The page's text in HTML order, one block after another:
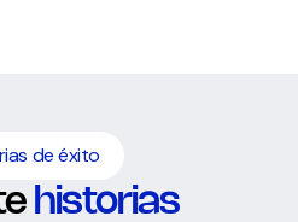
de éxito
historias